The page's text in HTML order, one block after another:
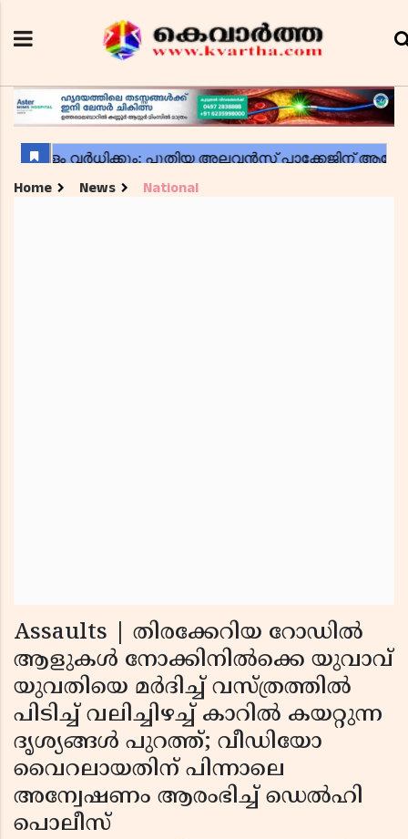
Home News National
Assaults | തിരക്കേറിയ റോഡില്‍
ആളുകള്‍ നോക്കിനില്‍ക്കെ യുവാവ്
യുവതിയെ മര്‍ദിച്ച് വസ്ത്രത്തില്‍
പിടിച്ച് വലിച്ചിഴച്ച് കാറില്‍ കയറ്റുന്ന
ദൃശ്യങ്ങള്‍ പുറത്ത്; വീഡിയോ
വൈറലായതിന് പിന്നാലെ
അന്വേഷണം ആരംഭിച്ച് ഡെല്‍ഹി
പൊലീസ്